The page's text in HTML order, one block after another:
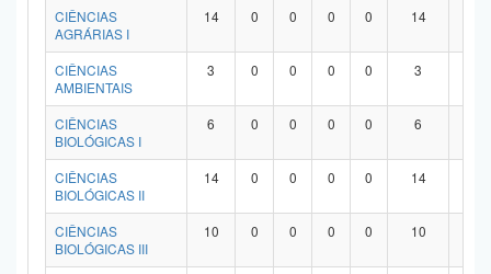
CIÊNCIAS
AGRÁRIAS I
14 0 0 0 0 14
CIÊNCIAS
AMBIENTAIS
3 0 0 0 0 3
CIÊNCIAS
BIOLÓGICAS I
6 0 0 0 0 6
CIÊNCIAS
BIOLÓGICAS II
14 0 0 0 0 14
CIÊNCIAS
BIOLÓGICAS III
10 0 0 0 0 10